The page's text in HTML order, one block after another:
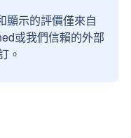
顯示的評價僅來自
或我們信賴的外部
。